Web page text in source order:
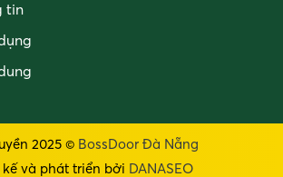
tin
2025 © BossDoor Đà Nẵng
kế và phát triển bởi DANASEO